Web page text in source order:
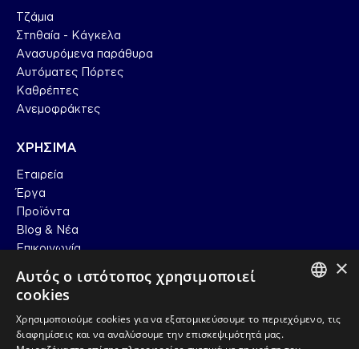
Τζάμια
Στηθαία - Κάγκελα
Ανασυρόμενα παράθυρα
Αυτόματες Πόρτες
Καθρέπτες
Ανεμοφράκτες
ΧΡΗΣΙΜΑ
Εταιρεία
Έργα
Προϊόντα
Blog & Nέα
Επικοινωνία
ΠΛΗΡΟΦΟΡΙΕΣ
T. (+30) 2310 426 156/412 457
E. info@artofglass.gr
×
Αυτός ο ιστότοπος χρησιμοποιεί
cookies
Χρησιμοποιούμε cookies για να εξατομικεύσουμε το περιεχόμενο, τις
διαφημίσεις και να αναλύσουμε την επισκεψιμότητά μας.